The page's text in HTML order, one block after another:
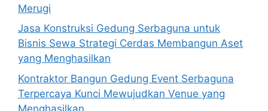
Merugi
Jasa Konstruksi Gedung Serbaguna untuk
Bisnis Sewa Strategi Cerdas Membangun Aset
yang Menghasilkan
Kontraktor Bangun Gedung Event Serbaguna
Terpercaya Kunci Mewujudkan Venue yang
Menghasilkan